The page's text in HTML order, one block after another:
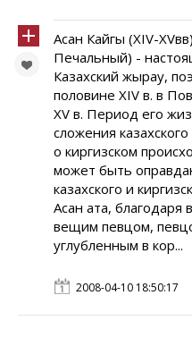
Асан Кайгы (ХIV-
Печальный) -
Казахский жырау,
половине XIV в. в
XV в. Период его
сложения
о киргизском
может быть
казахского и
Асан ата, благодаря
вещим певцом,
углубленным в кор...
2008-04-10 18:50:17